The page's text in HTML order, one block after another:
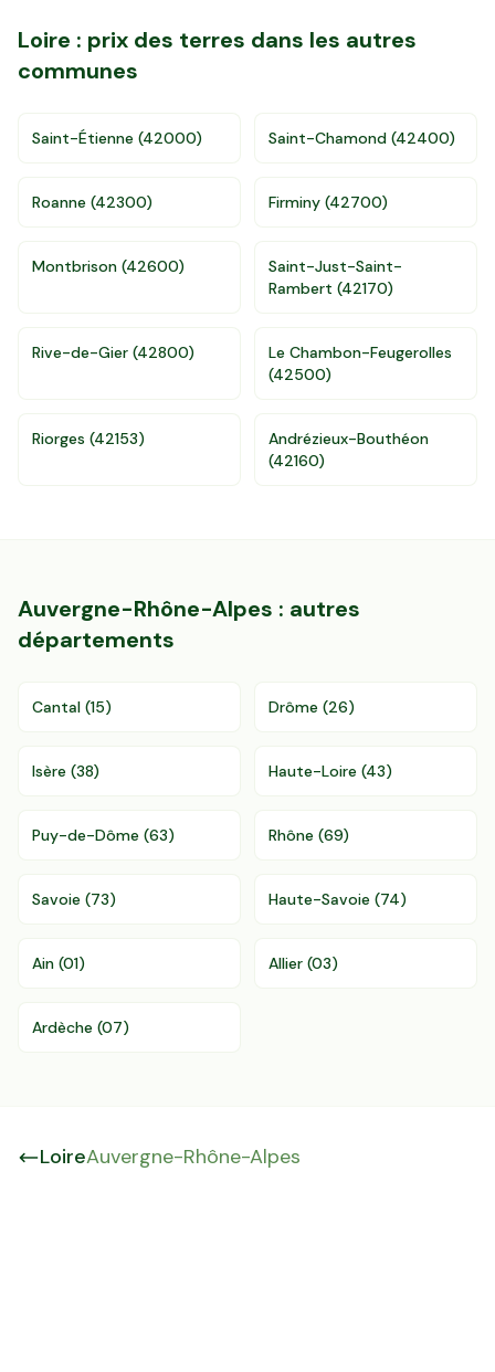
Loire : prix des terres dans les autres
communes
Saint-Étienne (42000) Saint-Chamond (42400)
Roanne (42300) Firminy (42700)
Montbrison (42600)
Saint-Just-Saint-
Rambert (42170)
Rive-de-Gier (42800)
Le Chambon-Feugerolles
(42500)
Riorges (42153)
Andrézieux-Bouthéon
(42160)
Auvergne-Rhône-Alpes : autres
départements
Cantal (15) Drôme (26)
Isère (38) Haute-Loire (43)
Puy-de-Dôme (63) Rhône (69)
Savoie (73) Haute-Savoie (74)
Ain (01) Allier (03)
Ardèche (07)
LoireAuvergne-Rhône-Alpes
Accès gratuit illimité
Donnees de valeurs foncières officielles
96 departements